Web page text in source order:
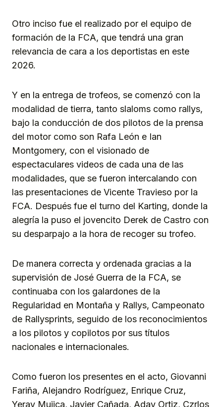
Otro inciso fue el realizado por el equipo de
formación de la FCA, que tendrá una gran
relevancia de cara a los deportistas en este
2026.
Y en la entrega de trofeos, se comenzó con la
modalidad de tierra, tanto slaloms como rallys,
bajo la conducción de dos pilotos de la prensa
del motor como son Rafa León e Ian
Montgomery, con el visionado de
espectaculares videos de cada una de las
modalidades, que se fueron intercalando con
las presentaciones de Vicente Travieso por la
FCA. Después fue el turno del Karting, donde la
alegría la puso el jovencito Derek de Castro con
su desparpajo a la hora de recoger su trofeo.
De manera correcta y ordenada gracias a la
supervisión de José Guerra de la FCA, se
continuaba con los galardones de la
Regularidad en Montaña y Rallys, Campeonato
de Rallysprints, seguido de los reconocimientos
a los pilotos y copilotos por sus títulos
nacionales e internacionales.
Como fueron los presentes en el acto, Giovanni
Fariña, Alejandro Rodríguez, Enrique Cruz,
Yeray Mujica, Javier Cañada, Aday Ortiz, Czrlos